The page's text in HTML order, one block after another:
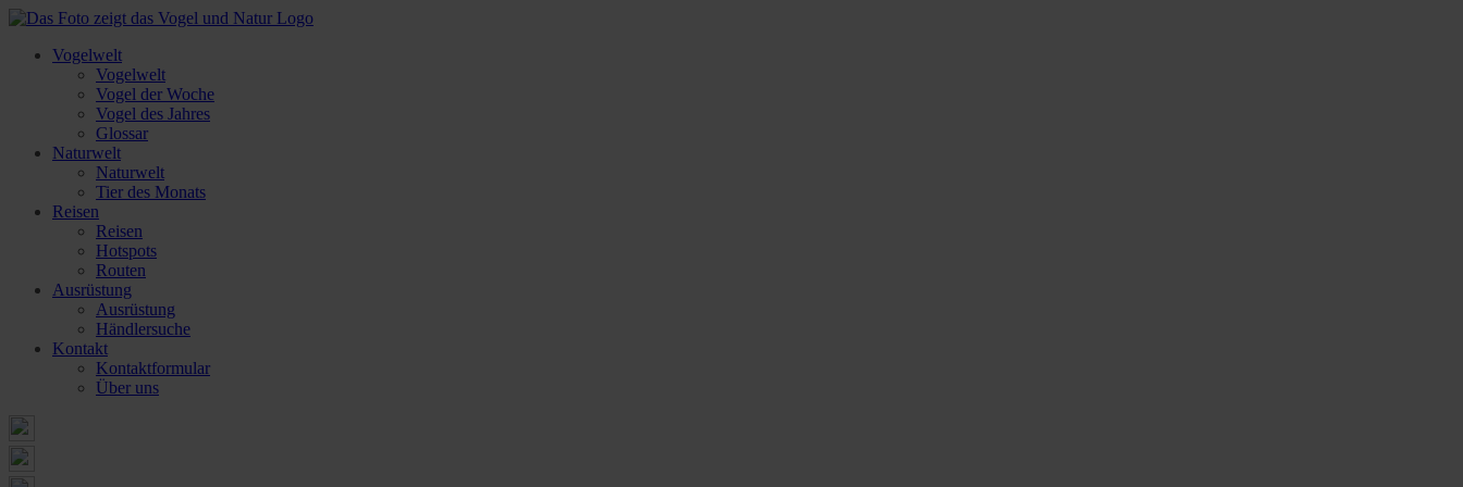
Vogelwelt
Vogelwelt
Vogel der Woche
Vogel des Jahres
Glossar
Naturwelt
Naturwelt
Tier des Monats
Reisen
Reisen
Hotspots
Routen
Ausrüstung
Ausrüstung
Händlersuche
Kontakt
Kontaktformular
Über uns